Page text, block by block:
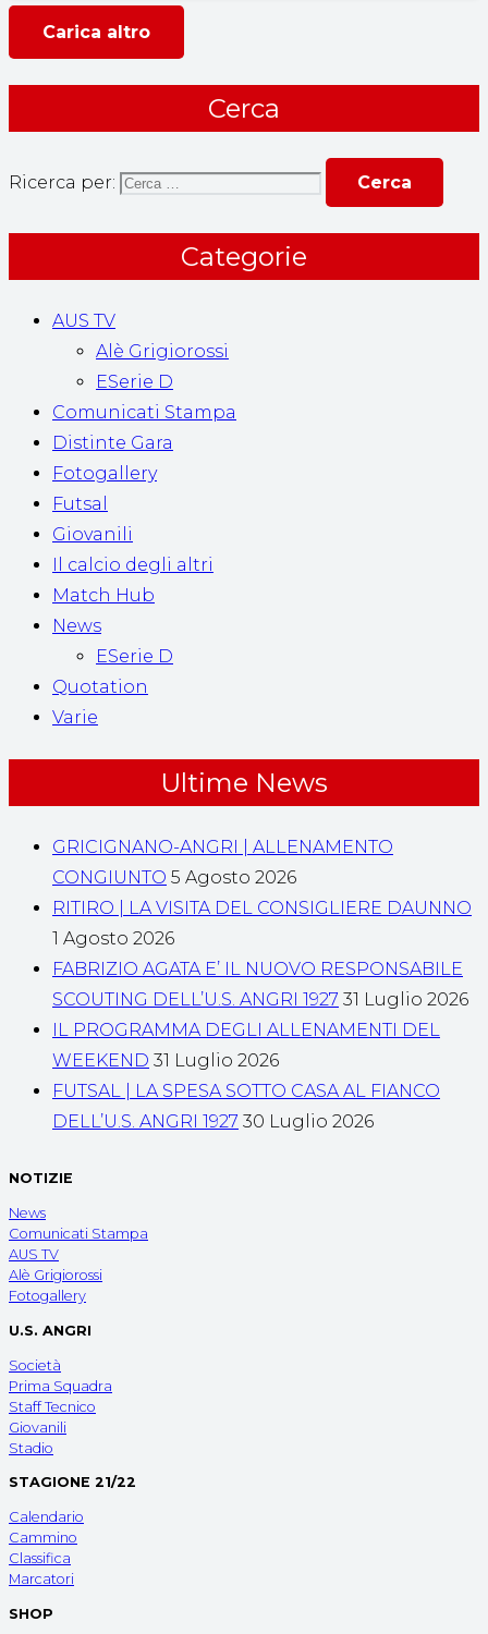
Carica altro
Cerca
Ricerca per:
Categorie
AUS TV
Alè Grigiorossi
ESerie D
Comunicati Stampa
Distinte Gara
Fotogallery
Futsal
Giovanili
Il calcio degli altri
Match Hub
News
ESerie D
Quotation
Varie
Ultime News
GRICIGNANO-ANGRI | ALLENAMENTO
CONGIUNTO 5 Agosto 2026
RITIRO | LA VISITA DEL CONSIGLIERE DAUNNO
1 Agosto 2026
FABRIZIO AGATA E’ IL NUOVO RESPONSABILE
SCOUTING DELL’U.S. ANGRI 1927 31 Luglio 2026
IL PROGRAMMA DEGLI ALLENAMENTI DEL
WEEKEND 31 Luglio 2026
FUTSAL | LA SPESA SOTTO CASA AL FIANCO
DELL’U.S. ANGRI 1927 30 Luglio 2026
NOTIZIE
News
Comunicati Stampa
AUS TV
Alè Grigiorossi
Fotogallery
U.S. ANGRI
Società
Prima Squadra
Staff Tecnico
Giovanili
Stadio
STAGIONE 21/22
Calendario
Cammino
Classifica
Marcatori
SHOP